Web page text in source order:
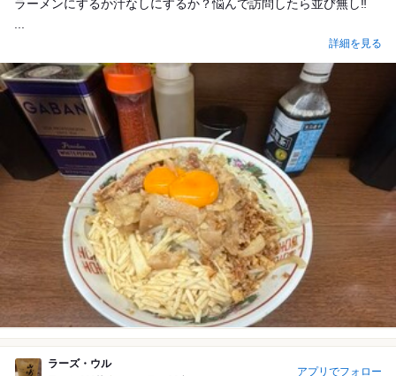
ラーメンにするか汁なしにするか？悩んで訪問したら並び無し‼️
詳細を見る
ラーズ・ウル
アプリでフォロー